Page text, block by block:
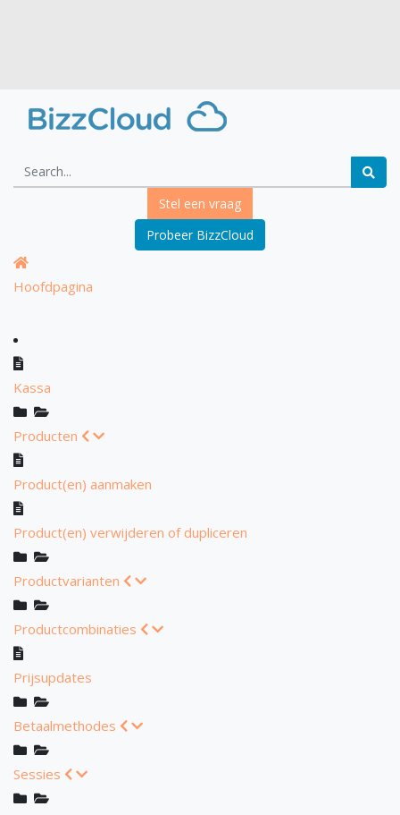
Stel een vraag
Probeer BizzCloud
Hoofdpagina
Kassa
Producten
Product(en) aanmaken
Product(en) verwijderen of dupliceren
Productvarianten
Productcombinaties
Prijsupdates
Betaalmethodes
Sessies